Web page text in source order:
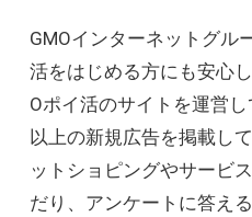
GMOインターネットグル
活をはじめる方にも安心
Oポイ活のサイトを運営
以上の新規広告を掲載し
ットショピングやサービ
だり、アンケートに答え